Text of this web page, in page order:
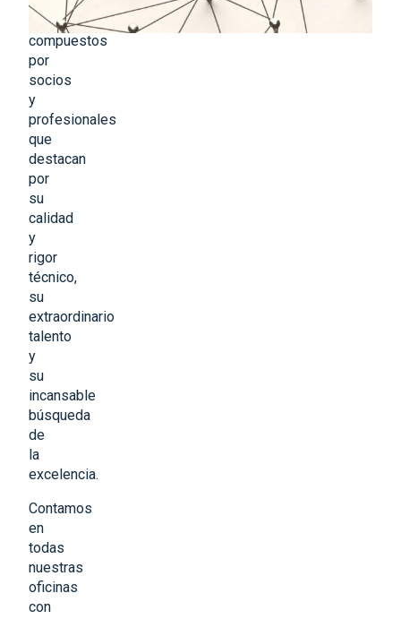
están
compuestos
por
socios
y
profesionales
que
destacan
por
su
calidad
y
rigor
técnico,
su
extraordinario
talento
y
su
incansable
búsqueda
de
la
excelencia.
Contamos
en
todas
nuestras
oficinas
con